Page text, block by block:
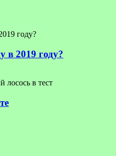
в 2019 году?